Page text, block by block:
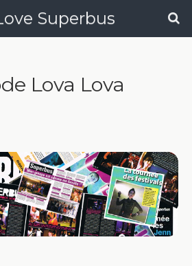
Superbus
Lova Lova